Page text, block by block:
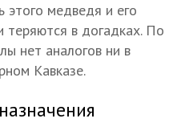
этого медведя и его
теряются в догадках. По
нет аналогов ни в
Кавказе.